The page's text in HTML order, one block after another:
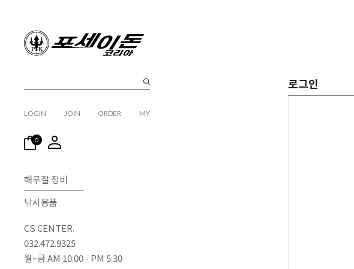
LOGIN JOIN ORDER MY
0
해루질 장비
낚시용품
CS CENTER.
032.472.9325
월~금 AM 10:00 - PM 5:30
로그인